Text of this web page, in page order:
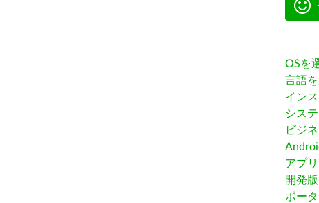
OSを
言語
イン
シス
ビジ
アプ
開発版
ポー